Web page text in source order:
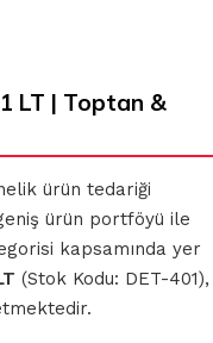
1 LT | Toptan &
ürün tedariği
ürün portföyü ile
kapsamında yer
(Stok Kodu: DET-401),